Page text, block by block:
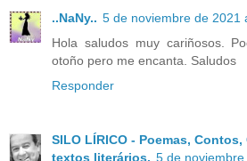
..NaNy.. 5 de noviembre de 2021
Hola saludos muy cariñosos.
otoño pero me encanta. Saludos
Responder
SILO LÍRICO - Poemas,
textos literários. 5 de